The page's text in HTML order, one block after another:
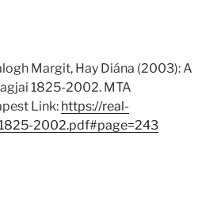
Margit, Hay Diána (2003): A
1825-2002. MTA
Link: https://real-
2002.pdf#page=243